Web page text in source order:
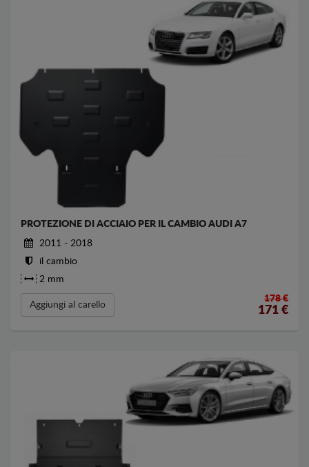
PROTEZIONE DI ACCIAIO PER IL CAMBIO AUDI A7
2011 - 2018
il cambio
2 mm
Aggiungi al carello
178 €
171 €